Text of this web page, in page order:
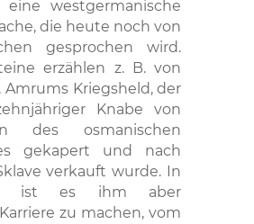
eine westgermanische
die heute noch von
gesprochen wird.
erzählen z. B. von
Amrums Kriegsheld, der
Knabe von
des osmanischen
gekapert und nach
verkauft wurde. In
ist es ihm aber
zu machen, vom